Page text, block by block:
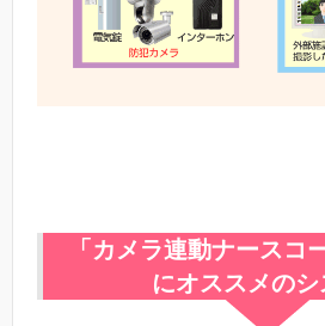
「カメラ連動ナースコ
にオススメのシ